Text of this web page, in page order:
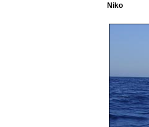
Niko